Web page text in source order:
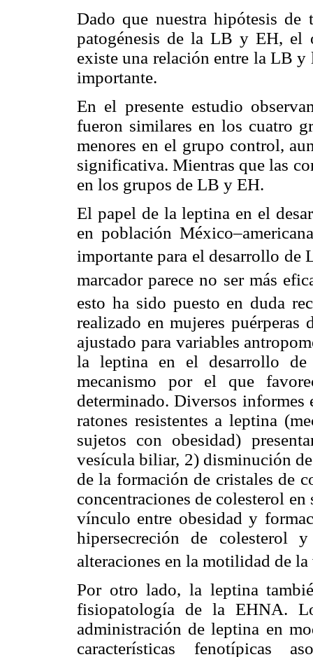
Dado que nuestra hipótesis
patogénesis de la LB y EH, el
existe una relación entre la LB
importante.
En el presente estudio
fueron similares en los cuatro
menores en el grupo control,
significativa. Mientras que las
en los grupos de LB y EH.
El papel de la leptina en el
en población
importante para el desarrollo de
marcador parece no ser más
esto ha sido puesto en duda
realizado en mujeres
ajustado para variables
la leptina en el desarrollo
mecanismo por el que
determinado. Diversos informes
ratones resistentes a leptina
sujetos con obesidad)
vesícula biliar, 2) disminución
de la formación de cristales de
concentraciones de colesterol
vínculo entre obesidad y
hipersecreción de colesterol
alteraciones en la motilidad de
Por otro lado, la leptina
fisiopatología de la EHNA.
administración de leptina en
características fenotípicas